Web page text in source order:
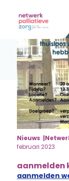
Nieuws
februari 2023
aanmelden
aanmelden